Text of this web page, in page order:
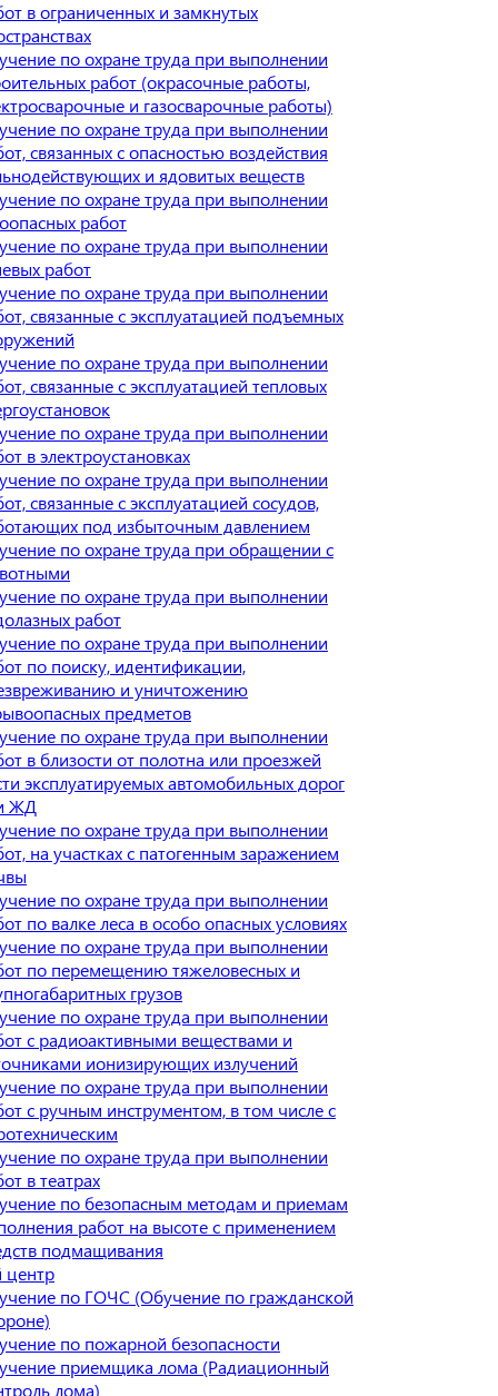
в ограниченных и замкнутых
по охране труда при выполнении
работ (окрасочные работы,
и газосварочные работы)
по охране труда при выполнении
связанных с опасностью воздействия
и ядовитых веществ
по охране труда при выполнении
работ
по охране труда при выполнении
работ
по охране труда при выполнении
связанные с эксплуатацией подъемных
по охране труда при выполнении
связанные с эксплуатацией тепловых
по охране труда при выполнении
в электроустановках
по охране труда при выполнении
связанные с эксплуатацией сосудов,
под избыточным давлением
по охране труда при обращении с
по охране труда при выполнении
работ
по охране труда при выполнении
по поиску, идентификации,
и уничтожению
предметов
по охране труда при выполнении
в близости от полотна или проезжей
эксплуатируемых автомобильных дорог
ЖД
по охране труда при выполнении
на участках с патогенным заражением
по охране труда при выполнении
по валке леса в особо опасных условиях
по охране труда при выполнении
по перемещению тяжеловесных и
грузов
по охране труда при выполнении
с радиоактивными веществами и
ионизирующих излучений
по охране труда при выполнении
с ручным инструментом, в том числе с
по охране труда при выполнении
в театрах
по безопасным методам и приемам
работ на высоте с применением
подмащивания
центр
по ГОЧС (Обучение по гражданской
по пожарной безопасности
приемщика лома (Радиационный
лома)